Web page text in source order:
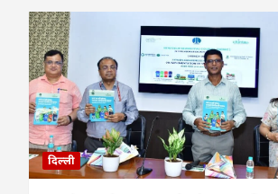
दिल्ली